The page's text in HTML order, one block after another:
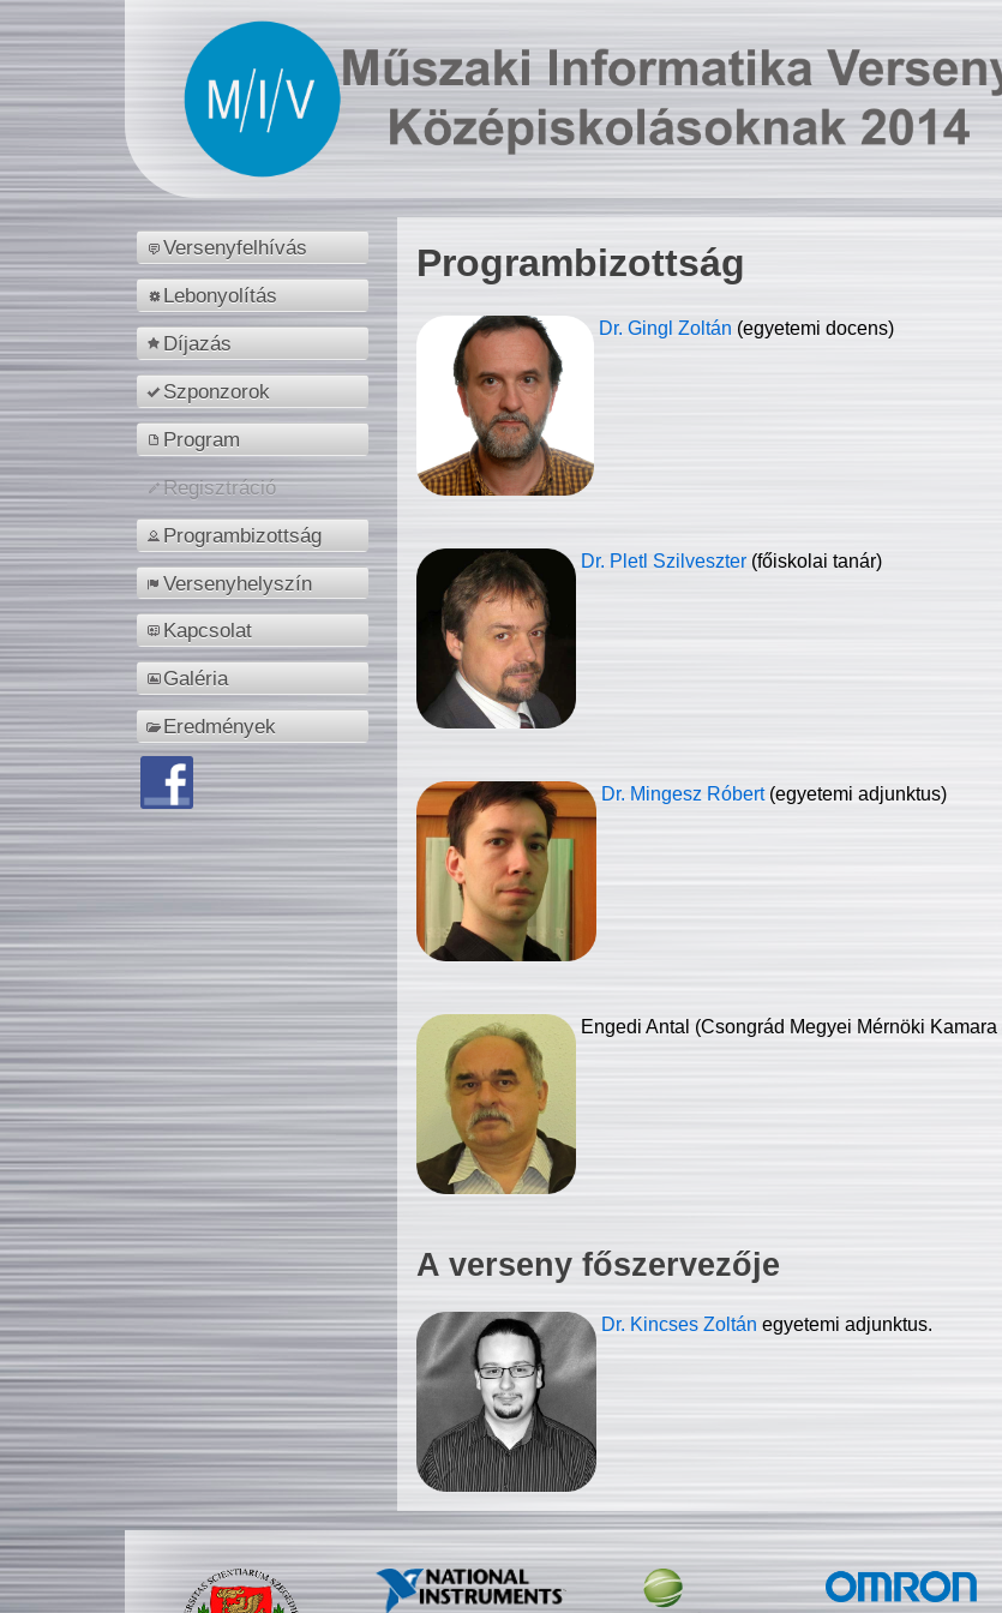
Versenyfelhívás
Lebonyolítás
Díjazás
Szponzorok
Program
Regisztráció
Programbizottság
Versenyhelyszín
Kapcsolat
Galéria
Eredmények
Programbizottság
Dr. Gingl Zoltán (egyetemi docens)
Dr. Pletl Szilveszter (főiskolai tanár)
Dr. Mingesz Róbert (egyetemi adjunktus)
Engedi Antal (Csongrád Megyei Mérnöki
A verseny főszervezője
Dr. Kincses Zoltán egyetemi adjunktus.